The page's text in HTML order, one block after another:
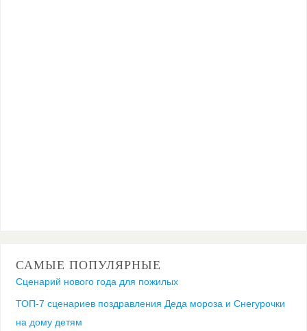
САМЫЕ ПОПУЛЯРНЫЕ
Сценарий нового года для пожилых
ТОП-7 сценариев поздравления Деда мороза и Снегурочки
на дому детям